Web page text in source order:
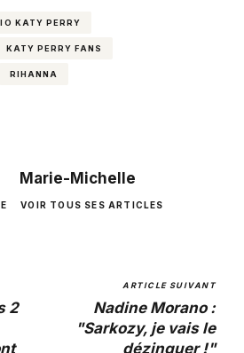
KATY PERRY
KATY PERRY FANS
RIHANNA
Marie-Michelle
VOIR TOUS SES ARTICLES
2
ARTICLE SUIVANT
Nadine Morano :
"Sarkozy, je vais le
dézinguer !"